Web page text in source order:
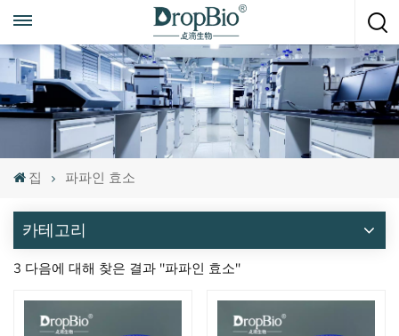
언제든지 전화하세요
+86 15951008670
집 파파인 효소
카테고리
3 다음에 대해 찾은 결과 "파파인 효소"